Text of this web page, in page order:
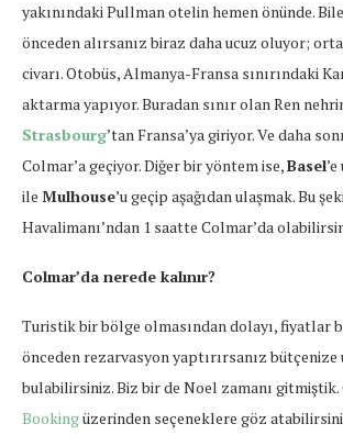
yakınındaki Pullman otelin hemen önünde.
önceden alırsanız biraz daha ucuz oluyor;
civarı. Otobüs, Almanya-Fransa sınırındaki
aktarma yapıyor. Buradan sınır olan Ren
Strasbourg’tan Fransa’ya giriyor. Ve daha
Colmar’a geçiyor. Diğer bir yöntem ise,Basel
ile Mulhouse’u geçip aşağıdan ulaşmak. Bu
Havalimanı’ndan 1 saatte Colmar’da
Colmar’da nerede kalınır?
Turistik bir bölge olmasından dolayı, fiyatlar
önceden rezarvasyon yaptırırsanız bütçenize
bulabilirsiniz. Biz bir de Noel zamanı
Bookingüzerinden seçeneklere göz